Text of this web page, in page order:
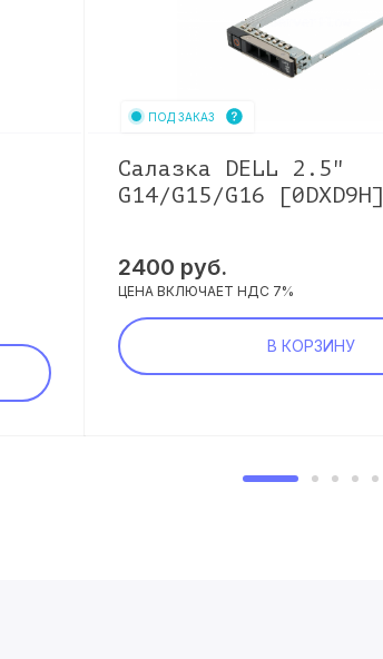
ПОД ЗАКАЗ
Cалазка DELL 2.5"
G14/G15/G16 [0DXD9H]
2400 руб.
ЦЕНА ВКЛЮЧАЕТ НДС 7%
В КОРЗИНУ